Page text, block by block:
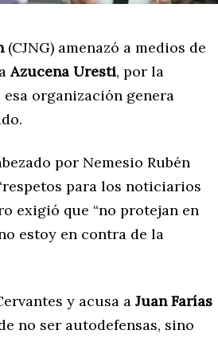
(CJNG) amenazó a medios de
Azucena Uresti, por la
organización genera
por Nemesio Rubén
para los noticiarios
exigió que “no protejan en
estoy en contra de la
y acusa a Juan Farías
no ser autodefensas, sino